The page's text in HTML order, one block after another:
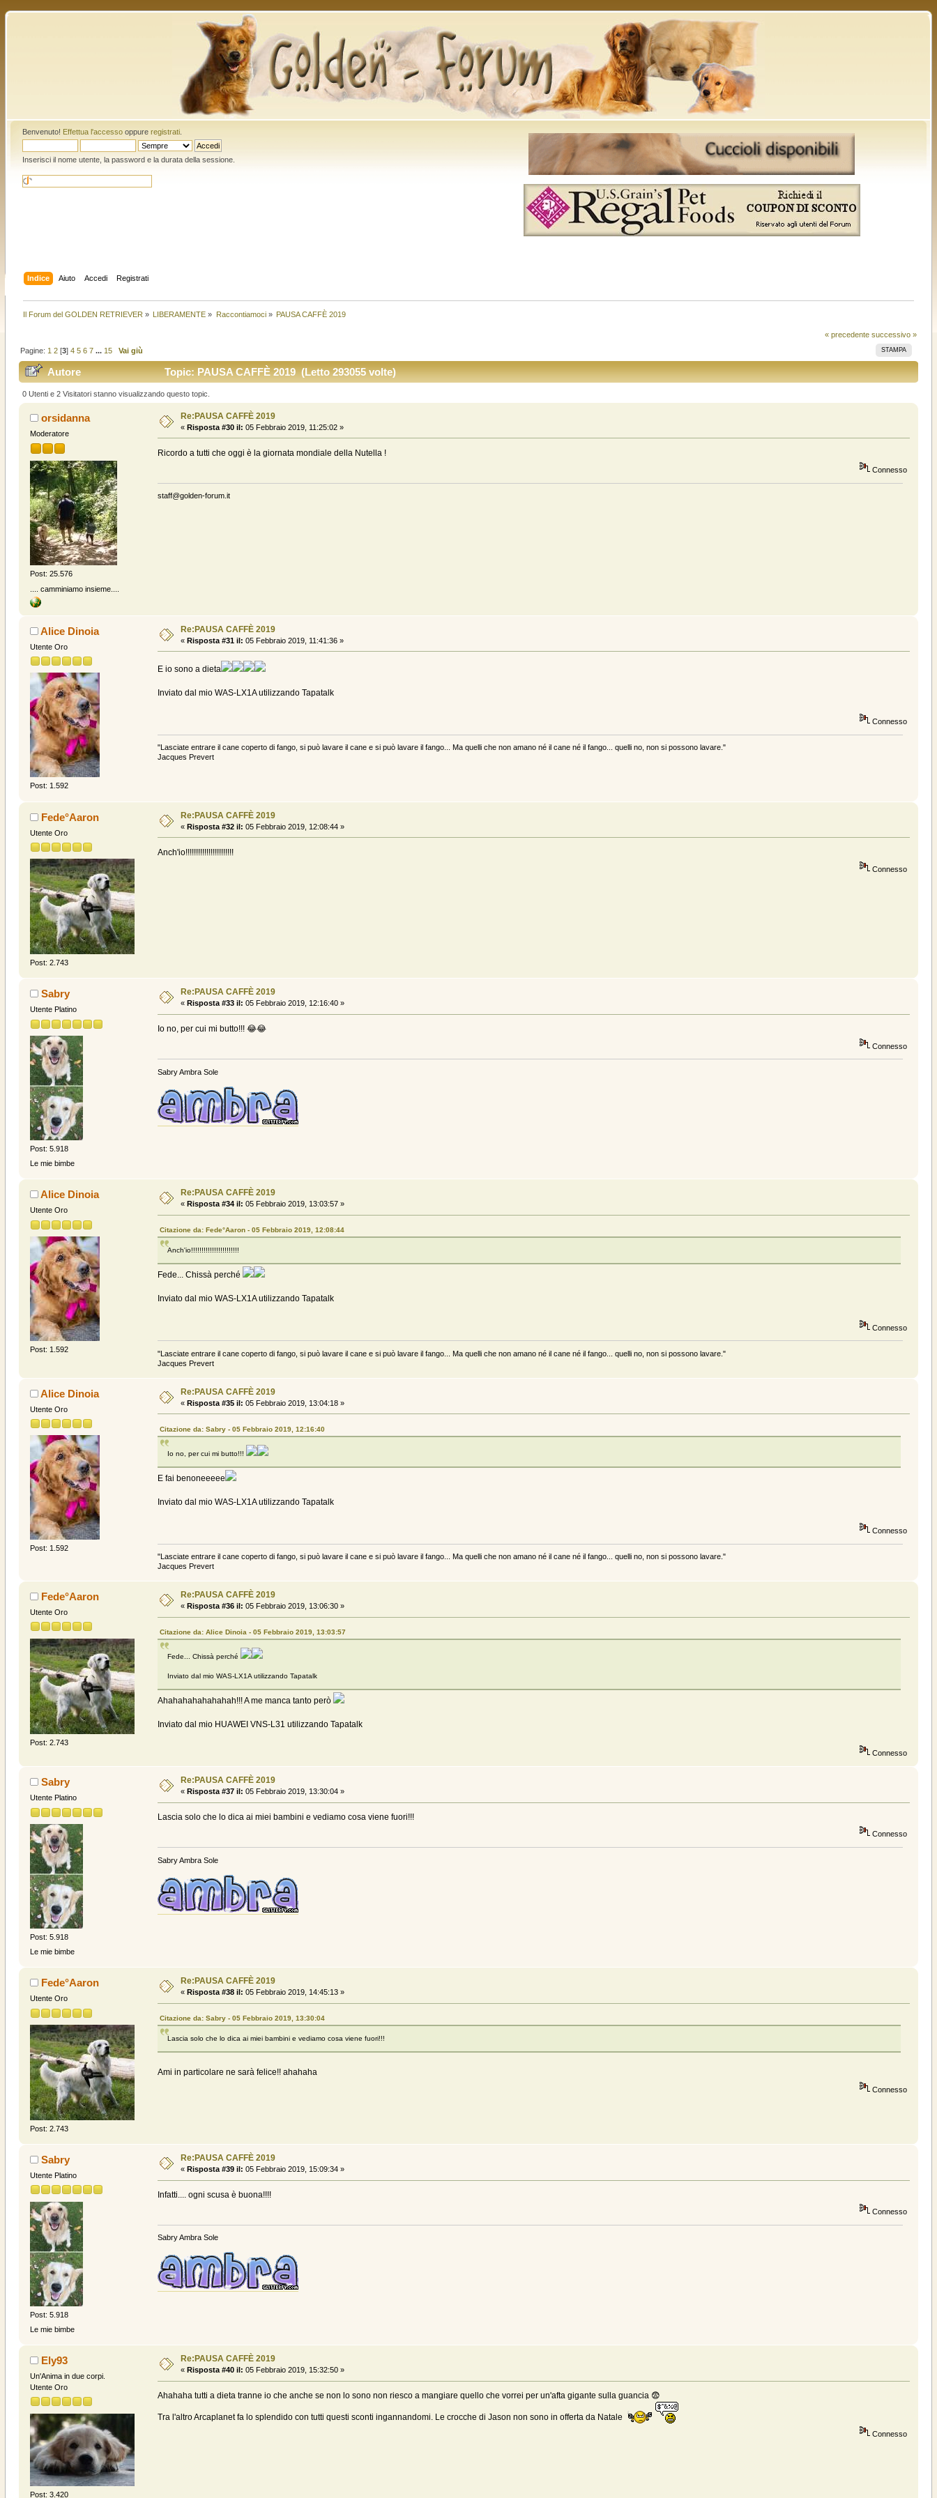
Benvenuto! Effettua l'accessooppure registrati.
Inserisci il nome utente, la password e la durata della sessione.
Indice Aiuto Accedi Registrati
Il Forum del GOLDEN RETRIEVER » LIBERAMENTE » Raccontiamoci» PAUSA CAFFÈ 2019
« precedente successivo »
STAMPA
Pagine: 1 2[3] 4 5 6 7 ... 15 Vai giù
Autore Topic: PAUSA CAFFÈ 2019 (Letto 293055 volte)
0 Utenti e 2 Visitatori stanno visualizzando questo topic.
orsidanna
Moderatore
Post: 25.576
.... camminiamo insieme....
Re:PAUSA CAFFÈ 2019
« Risposta #30 il: 05 Febbraio 2019, 11:25:02 »
Ricordo a tutti che oggi è la giornata mondiale della Nutella !
Connesso
staff@golden-forum.it
Alice Dinoia
Utente Oro
Post: 1.592
Re:PAUSA CAFFÈ 2019
« Risposta #31 il: 05 Febbraio 2019, 11:41:36 »
E io sono a dieta
Inviato dal mio WAS-LX1A utilizzando Tapatalk
Connesso
"Lasciate entrare il cane coperto di fango, si può lavare il cane e si può lavare il fango... Ma quelli che non amano né il cane né il fango... quelli no, non si possono lavare."
Jacques Prevert
Fede°Aaron
Utente Oro
Post: 2.743
Re:PAUSA CAFFÈ 2019
« Risposta #32 il: 05 Febbraio 2019, 12:08:44 »
Anch'io!!!!!!!!!!!!!!!!!!!!!!!
Connesso
Sabry
Utente Platino
Post: 5.918
Le mie bimbe
Re:PAUSA CAFFÈ 2019
« Risposta #33 il: 05 Febbraio 2019, 12:16:40 »
Io no, per cui mi butto!!! 😂😂
Connesso
Sabry Ambra Sole
Alice Dinoia
Utente Oro
Post: 1.592
Re:PAUSA CAFFÈ 2019
« Risposta #34 il: 05 Febbraio 2019, 13:03:57 »
Citazione da: Fede°Aaron - 05 Febbraio 2019, 12:08:44
Anch'io!!!!!!!!!!!!!!!!!!!!!!!
Fede... Chissà perché
Inviato dal mio WAS-LX1A utilizzando Tapatalk
Connesso
"Lasciate entrare il cane coperto di fango, si può lavare il cane e si può lavare il fango... Ma quelli che non amano né il cane né il fango... quelli no, non si possono lavare."
Jacques Prevert
Alice Dinoia
Utente Oro
Post: 1.592
Re:PAUSA CAFFÈ 2019
« Risposta #35 il: 05 Febbraio 2019, 13:04:18 »
Citazione da: Sabry - 05 Febbraio 2019, 12:16:40
Io no, per cui mi butto!!!
E fai benoneeeee
Inviato dal mio WAS-LX1A utilizzando Tapatalk
Connesso
"Lasciate entrare il cane coperto di fango, si può lavare il cane e si può lavare il fango... Ma quelli che non amano né il cane né il fango... quelli no, non si possono lavare."
Jacques Prevert
Fede°Aaron
Utente Oro
Post: 2.743
Re:PAUSA CAFFÈ 2019
« Risposta #36 il: 05 Febbraio 2019, 13:06:30 »
Citazione da: Alice Dinoia - 05 Febbraio 2019, 13:03:57
Fede... Chissà perché
Inviato dal mio WAS-LX1A utilizzando Tapatalk
Ahahahahahahahah!!! A me manca tanto però
Inviato dal mio HUAWEI VNS-L31 utilizzando Tapatalk
Connesso
Sabry
Utente Platino
Post: 5.918
Le mie bimbe
Re:PAUSA CAFFÈ 2019
« Risposta #37 il: 05 Febbraio 2019, 13:30:04 »
Lascia solo che lo dica ai miei bambini e vediamo cosa viene fuori!!!
Connesso
Sabry Ambra Sole
Fede°Aaron
Utente Oro
Post: 2.743
Re:PAUSA CAFFÈ 2019
« Risposta #38 il: 05 Febbraio 2019, 14:45:13 »
Citazione da: Sabry - 05 Febbraio 2019, 13:30:04
Lascia solo che lo dica ai miei bambini e vediamo cosa viene fuori!!!
Ami in particolare ne sarà felice!! ahahaha
Connesso
Sabry
Utente Platino
Post: 5.918
Le mie bimbe
Re:PAUSA CAFFÈ 2019
« Risposta #39 il: 05 Febbraio 2019, 15:09:34 »
Infatti.... ogni scusa è buona!!!!
Connesso
Sabry Ambra Sole
Ely93
Un'Anima in due corpi.
Utente Oro
Post: 3.420
Re:PAUSA CAFFÈ 2019
« Risposta #40 il: 05 Febbraio 2019, 15:32:50 »
Ahahaha tutti a dieta tranne io che anche se non lo sono non riesco a mangiare quello che vorrei per un'afta gigante sulla guancia 😨
Tra l'altro Arcaplanet fa lo splendido con tutti questi sconti ingannandomi. Le crocche di Jason non sono in offerta da Natale
Connesso